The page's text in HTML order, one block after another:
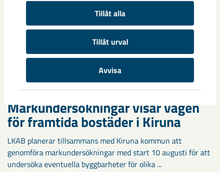
Tillåt alla
Tillåt urval
Avvisa
Markundersökningar visar vägen
för framtida bostäder i Kiruna
LKAB planerar tillsammans med Kiruna kommun att
genomföra markundersökningar med start 10 augusti för att
undersöka eventuella byggbarheter för olika ...